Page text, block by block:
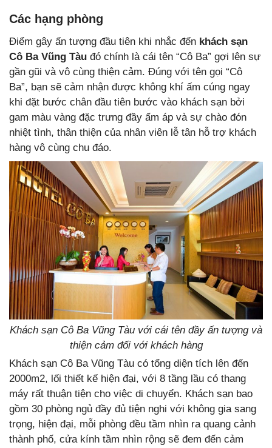
Các hạng phòng
Điểm gây ấn tượng đầu tiên khi nhắc đến khách sạn
Cô Ba Vũng Tàu đó chính là cái tên “Cô Ba” gợi lên sự
gần gũi và vô cùng thiện cảm. Đúng với tên gọi “Cô
Ba”, bạn sẽ cảm nhận được không khí ấm cúng ngay
khi đặt bước chân đầu tiên bước vào khách sạn bởi
gam màu vàng đặc trưng đầy ấm áp và sự chào đón
nhiệt tình, thân thiện của nhân viên lễ tân hỗ trợ khách
hàng vô cùng chu đáo.
Khách sạn Cô Ba Vũng Tàu với cái tên đầy ấn tượng và
thiện cảm đối với khách hàng
Khách sạn Cô Ba Vũng Tàu có tổng diện tích lên đến
2000m2, lối thiết kế hiện đại, với 8 tầng lầu có thang
máy rất thuận tiện cho việc di chuyển. Khách sạn bao
gồm 30 phòng ngủ đầy đủ tiện nghi với không gia sang
trọng, hiện đại, mỗi phòng đều tầm nhìn ra quang cảnh
thành phố, cửa kính tầm nhìn rộng sẽ đem đến cảm